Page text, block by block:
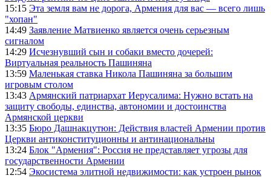
15:15 Эта земля вам не дорога, Армения для вас — всего лишь
"хопан"
14:49 Заявление Матвиенко является очень серьезным
сигналом
14:29 Исчезнувший сын и собаки вместо дочерей:
Виртуальная реальность Пашиняна
13:59 Маленькая ставка Никола Пашиняна за большим
игровым столом
13:43 Армянский патриархат Иерусалима: Нужно встать на
защиту свободы, единства, автономии и достоинства
Армянской церкви
13:35 Бюро Дашнакцутюн: Действия властей Армении против
Церкви антиконституционны и антинациональны
13:24 Блок "Армения": Россия не представляет угрозы для
государственности Армении
12:54 Экосистема элитной недвижимости: как устроен рынок